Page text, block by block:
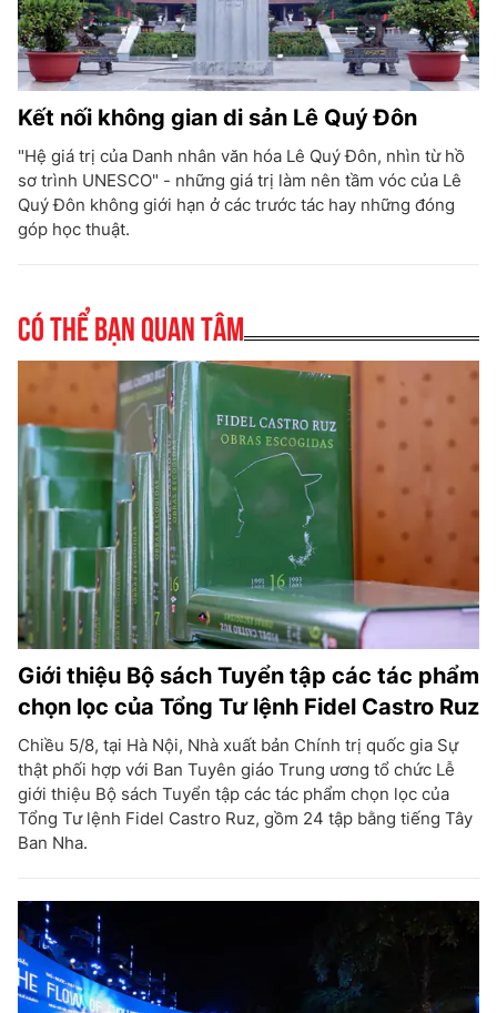
Kết nối không gian di sản Lê Quý Đôn
"Hệ giá trị của Danh nhân văn hóa Lê Quý Đôn, nhìn từ hồ
sơ trình UNESCO" - những giá trị làm nên tầm vóc của Lê
Quý Đôn không giới hạn ở các trước tác hay những đóng
góp học thuật.
Có thể bạn quan tâm
Giới thiệu Bộ sách Tuyển tập các tác phẩm
chọn lọc của Tổng Tư lệnh Fidel Castro Ruz
Chiều 5/8, tại Hà Nội, Nhà xuất bản Chính trị quốc gia Sự
thật phối hợp với Ban Tuyên giáo Trung ương tổ chức Lễ
giới thiệu Bộ sách Tuyển tập các tác phẩm chọn lọc của
Tổng Tư lệnh Fidel Castro Ruz, gồm 24 tập bằng tiếng Tây
Ban Nha.